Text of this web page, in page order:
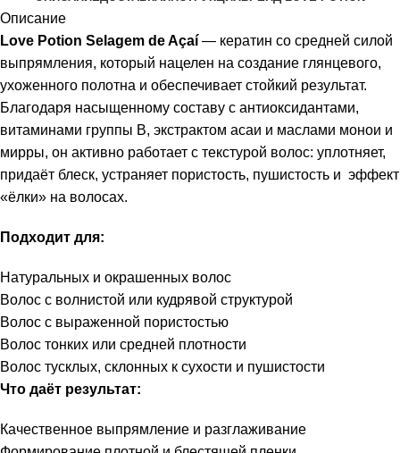
Описание
Love Potion Selagem de Açaí — кератин со средней силой
выпрямления, который нацелен на создание глянцевого,
ухоженного полотна и обеспечивает стойкий результат.
Благодаря насыщенному составу с антиоксидантами,
витаминами группы B, экстрактом асаи и маслами монои и
мирры, он активно работает с текстурой волос: уплотняет,
придаёт блеск, устраняет пористость, пушистость и эффект
«ёлки» на волосах.
Подходит для:
Натуральных и окрашенных волос
Волос с волнистой или кудрявой структурой
Волос с выраженной пористостью
Волос тонких или средней плотности
Волос тусклых, склонных к сухости и пушистости
Что даёт результат:
Качественное выпрямление и разглаживание